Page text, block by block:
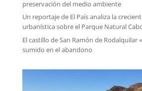
preservación del medio ambiente
Un reportaje de El País analiza la
urbanística sobre el Parque Natural
El castillo de San Ramón de Rodalquilar
sumido en el abandono